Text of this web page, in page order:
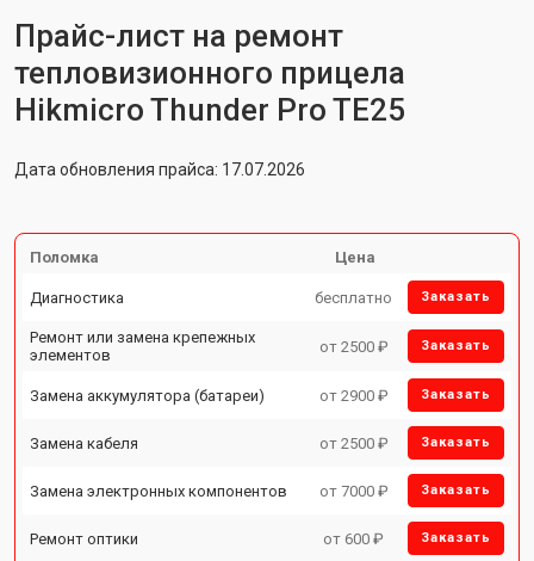
Прайс-лист на ремонт
тепловизионного прицела
Hikmicro Thunder Pro TE25
Дата обновления прайса: 17.07.2026
Поломка Цена
Диагностика бесплатно Заказать
Ремонт или замена крепежных
элементов
от 2500 ₽ Заказать
Замена аккумулятора (батареи) от 2900 ₽ Заказать
Замена кабеля от 2500 ₽ Заказать
Замена электронных компонентов от 7000 ₽ Заказать
Ремонт оптики от 600 ₽ Заказать